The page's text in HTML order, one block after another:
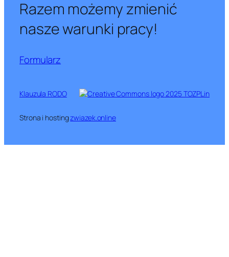
Razem możemy zmienić
nasze warunki pracy!
Formularz
Klauzula RODO 2025 TOZPLin
Strona i hostingzwiazek.online